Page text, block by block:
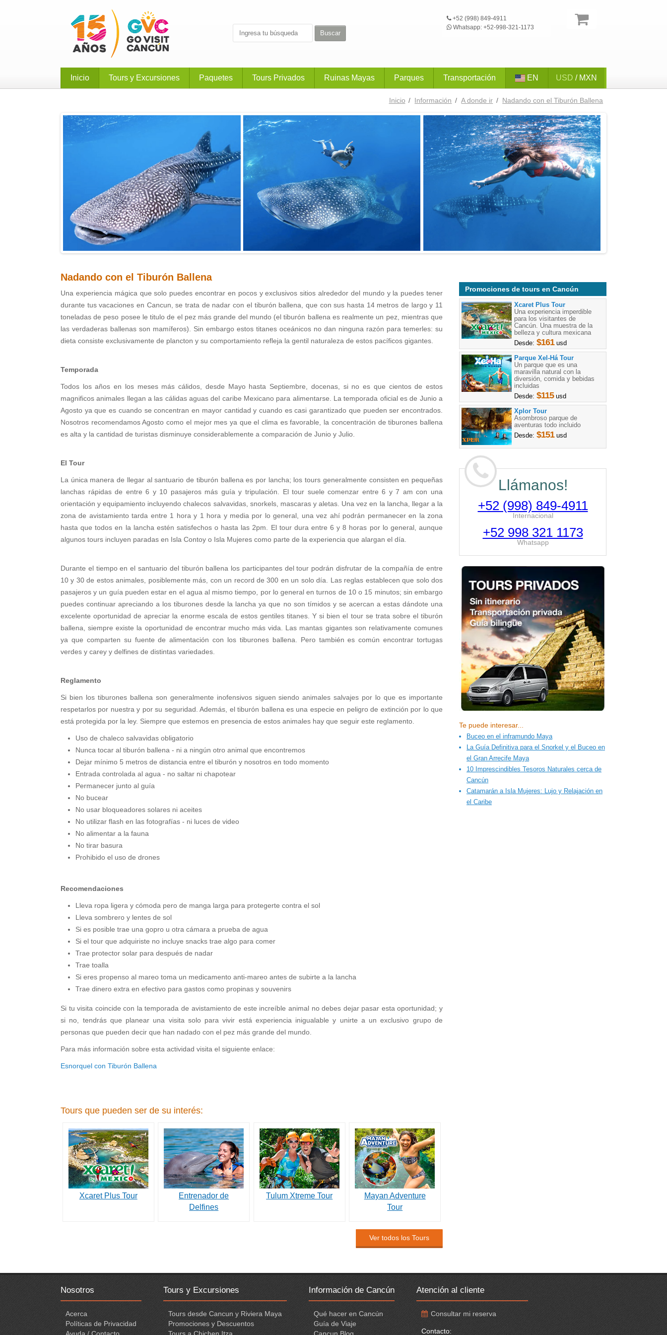
+52 (998) 849-4911
Whatsapp: +52-998-321-1173
Inicio Tours y Excursiones Paquetes Tours Privados Ruinas Mayas Parques Transportación EN USD / MXN
Inicio / Información / A donde ir / Nadando con el Tiburón Ballena
Nadando con el Tiburón Ballena
Una experiencia mágica que solo puedes encontrar en pocos y exclusivos sitios alrededor del mundo y la puedes tener
durante tus vacaciones en Cancun, se trata de nadar con el tiburón ballena, que con sus hasta 14 metros de largo y 11
toneladas de peso posee le titulo de el pez más grande del mundo (el tiburón ballena es realmente un pez, mientras que
las verdaderas ballenas son mamíferos). Sin embargo estos titanes oceánicos no dan ninguna razón para temerles: su
dieta consiste exclusivamente de plancton y su comportamiento refleja la gentil naturaleza de estos pacíficos gigantes.
Temporada
Todos los años en los meses más cálidos, desde Mayo hasta Septiembre, docenas, si no es que cientos de estos
magnificos animales llegan a las cálidas aguas del caribe Mexicano para alimentarse. La temporada oficial es de Junio a
Agosto ya que es cuando se concentran en mayor cantidad y cuando es casi garantizado que pueden ser encontrados.
Nosotros recomendamos Agosto como el mejor mes ya que el clima es favorable, la concentración de tiburones ballena
es alta y la cantidad de turistas disminuye considerablemente a comparación de Junio y Julio.
El Tour
La única manera de llegar al santuario de tiburón ballena es por lancha; los tours generalmente consisten en pequeñas
lanchas rápidas de entre 6 y 10 pasajeros más guía y tripulación. El tour suele comenzar entre 6 y 7 am con una
orientación y equipamiento incluyendo chalecos salvavidas, snorkels, mascaras y aletas. Una vez en la lancha, llegar a la
zona de avistamiento tarda entre 1 hora y 1 hora y media por lo general, una vez ahí podrán permanecer en la zona
hasta que todos en la lancha estén satisfechos o hasta las 2pm. El tour dura entre 6 y 8 horas por lo general, aunque
algunos tours incluyen paradas en Isla Contoy o Isla Mujeres como parte de la experiencia que alargan el día.
Durante el tiempo en el santuario del tiburón ballena los participantes del tour podrán disfrutar de la compañía de entre
10 y 30 de estos animales, posiblemente más, con un record de 300 en un solo día. Las reglas establecen que solo dos
pasajeros y un guía pueden estar en el agua al mismo tiempo, por lo general en turnos de 10 o 15 minutos; sin embargo
puedes continuar apreciando a los tiburones desde la lancha ya que no son tímidos y se acercan a estas dándote una
excelente oportunidad de apreciar la enorme escala de estos gentiles titanes. Y si bien el tour se trata sobre el tiburón
ballena, siempre existe la oportunidad de encontrar mucho más vida. Las mantas gigantes son relativamente comunes
ya que comparten su fuente de alimentación con los tiburones ballena. Pero también es común encontrar tortugas
verdes y carey y delfines de distintas variedades.
Reglamento
Si bien los tiburones ballena son generalmente inofensivos siguen siendo animales salvajes por lo que es importante
respetarlos por nuestra y por su seguridad. Además, el tiburón ballena es una especie en peligro de extinción por lo que
está protegida por la ley. Siempre que estemos en presencia de estos animales hay que seguir este reglamento.
Uso de chaleco salvavidas obligatorio
Nunca tocar al tiburón ballena - ni a ningún otro animal que encontremos
Dejar mínimo 5 metros de distancia entre el tiburón y nosotros en todo momento
Entrada controlada al agua - no saltar ni chapotear
Permanecer junto al guía
No bucear
No usar bloqueadores solares ni aceites
No utilizar flash en las fotografías - ni luces de video
No alimentar a la fauna
No tirar basura
Prohibido el uso de drones
Recomendaciones
Lleva ropa ligera y cómoda pero de manga larga para protegerte contra el sol
Lleva sombrero y lentes de sol
Si es posible trae una gopro u otra cámara a prueba de agua
Si el tour que adquiriste no incluye snacks trae algo para comer
Trae protector solar para después de nadar
Trae toalla
Si eres propenso al mareo toma un medicamento anti-mareo antes de subirte a la lancha
Trae dinero extra en efectivo para gastos como propinas y souvenirs
Si tu visita coincide con la temporada de avistamiento de este increíble animal no debes dejar pasar esta oportunidad; y
si no, tendrás que planear una visita solo para vivir está experiencia inigualable y unirte a un exclusivo grupo de
personas que pueden decir que han nadado con el pez más grande del mundo.
Para más información sobre esta actividad visita el siguiente enlace:
Esnorquel con Tiburón Ballena
Tours que pueden ser de su interés:
Xcaret Plus Tour
Entrenador de
Delfines
Tulum Xtreme Tour
Mayan Adventure
Tour
Ver todos los Tours
Promociones de tours en Cancún
Xcaret Plus Tour
Una experiencia imperdible
para los visitantes de
Cancún. Una muestra de la
belleza y cultura mexicana
Desde:$161usd
Parque Xel-Há Tour
Un parque que es una
maravilla natural con la
diversión, comida y bebidas
incluidas
Desde:$115usd
Xplor Tour
Asombroso parque de
aventuras todo incluido
Desde:$151usd
Llámanos!
+52 (998) 849-4911
Internacional
+52 998 321 1173
Whatsapp
Te puede interesar...
Buceo en el inframundo Maya
La Guía Definitiva para el Snorkel y el Buceo en
el Gran Arrecife Maya
10 Imprescindibles Tesoros Naturales cerca de
Cancún
Catamarán a Isla Mujeres: Lujo y Relajación en
el Caribe
Nosotros
Acerca
Políticas de Privacidad
Tours y Excursiones
Tours desde Cancun y Riviera Maya
Promociones y Descuentos
Información de Cancún
Qué hacer en Cancún
Guía de Viaje
Atención al cliente
Consultar mi reserva
Contacto: